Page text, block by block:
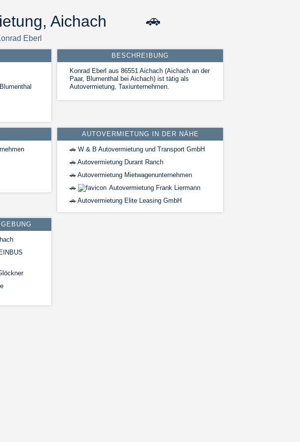
Aichach 🚗
Eberl
BESCHREIBUNG
Konrad Eberl aus 86551 Aichach (Aichach an der
Paar, Blumenthal bei Aichach) ist tätig als
Autovermietung, Taxiunternehmen.
AUTOVERMIETUNG IN DER NÄHE
🚗 W & B Autovermietung und Transport GmbH
🚗 Autovermietung Durant Ranch
🚗 Autovermietung Mietwagenunternehmen
🚗
Autovermietung Frank Liermann
🚗 Autovermietung Elite Leasing GmbH